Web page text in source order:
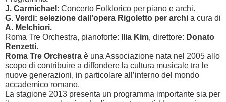
J. Carmichael : Concerto Folklorico per piano e archi.
G. Verdi: selezione dall’opera Rigoletto per archi a cura di
A. Melchiori.
Roma Tre Orchestra, pianoforte:
Ilia Kim, direttore: Donato
Renzetti.
Roma Tre Orchestra è una Associazione nata nel 2005 allo
scopo di contribuire a diffondere la cultura musicale tra le
nuove generazioni, in particolare all’interno del mondo
accademico romano.
La stagione 2013 presenta un programma importante sia per